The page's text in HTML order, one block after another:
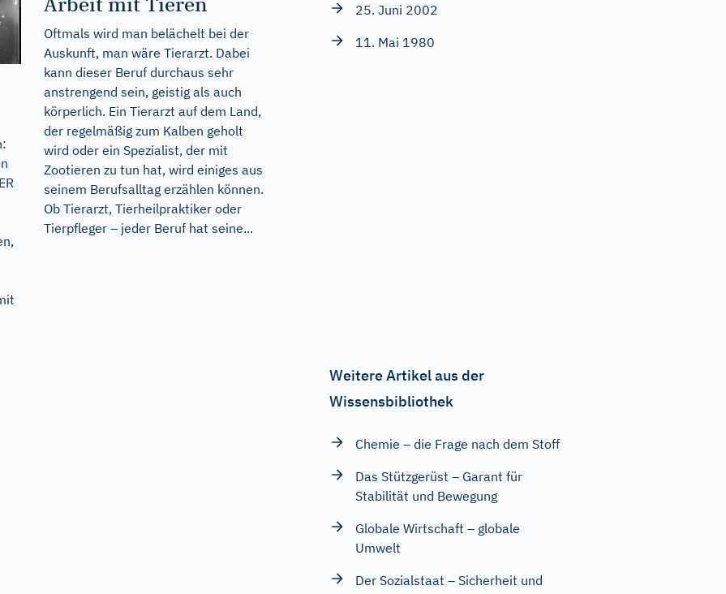
Oftmals wird man belächelt bei der
Auskunft, man wäre Tierarzt. Dabei
kann dieser Beruf durchaus sehr
anstrengend sein, geistig als auch
körperlich. Ein Tierarzt auf dem Land,
der regelmäßig zum Kalben geholt
wird oder ein Spezialist, der mit
Zootieren zu tun hat, wird einiges aus
seinem Berufsalltag erzählen können.
Ob Tierarzt, Tierheilpraktiker oder
Tierpfleger – jeder Beruf hat seine...
25. Juni 2002
11. Mai 1980
Weitere Artikel aus der
Wissensbibliothek
Chemie – die Frage nach dem Stoff
Das Stützgerüst – Garant für
Stabilität und Bewegung
Globale Wirtschaft – globale
Umwelt
Der Sozialstaat – Sicherheit und